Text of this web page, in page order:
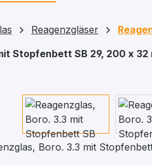
Reagenzgläser
Stopfenbett SB 29, 200 x 32